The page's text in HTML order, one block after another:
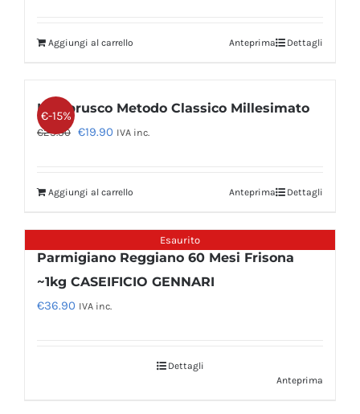
era:
è:
Aggiungi al carrello Dettagli
Anteprima
€-15%
Lambrusco Metodo Classico Millesimato
€23.30 Il
era:
€19.90 Il
è:
IVA inc.
Aggiungi al carrello Dettagli
Anteprima
Esaurito
Parmigiano Reggiano 60 Mesi Frisona
~1kg CASEIFICIO GENNARI
€36.90 IVA inc.
Dettagli
Anteprima